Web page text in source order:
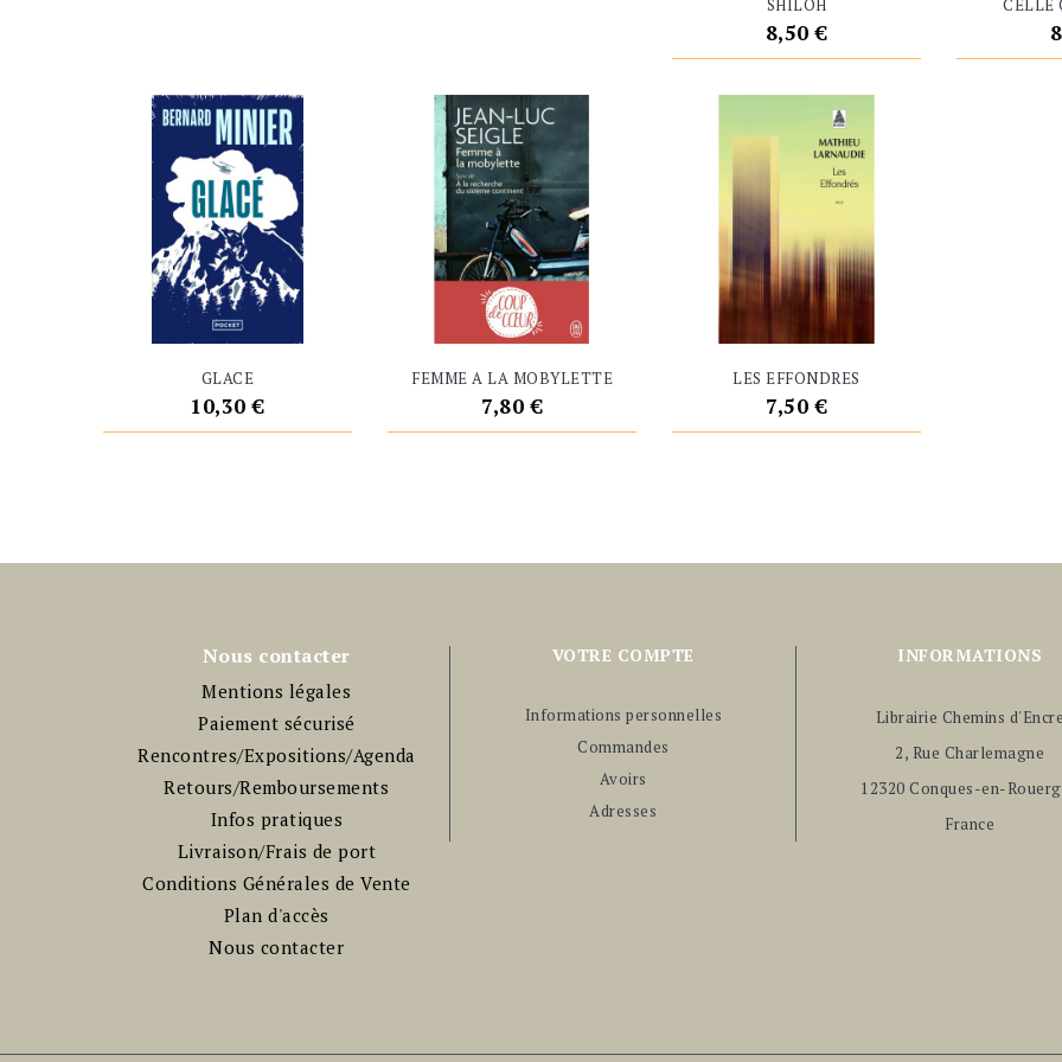
SHILOH
Prix
8,50 €
CELLE
GLACE
Prix
10,30 €
FEMME A LA MOBYLETTE
Prix
7,80 €
LES EFFONDRES
Prix
7,50 €
Nous contacter
Mentions légales
Paiement sécurisé
Rencontres/Expositions/Agenda
Retours/Remboursements
Infos pratiques
Livraison/Frais de port
Conditions Générales de Vente
Plan d'accès
Nous contacter
VOTRE COMPTE
Informations personnelles
Commandes
Avoirs
Adresses
INFORMATIONS
Librairie Chemins d'Encre
2, Rue Charlemagne
12320 Conques-en-
France